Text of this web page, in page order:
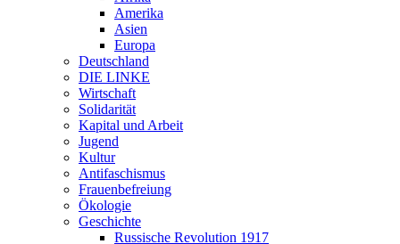
Amerika
Asien
Europa
Deutschland
DIE LINKE
Wirtschaft
Solidarität
Kapital und Arbeit
Jugend
Kultur
Antifaschismus
Frauenbefreiung
Ökologie
Geschichte
Russische Revolution 1917